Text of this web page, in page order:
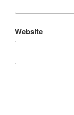
Website